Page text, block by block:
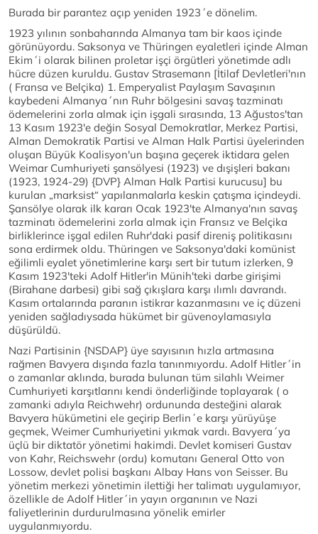
Burada bir parantez açıp yeniden 1923´e dönelim.
1923 yılının sonbaharında Almanya tam bir kaos içinde
görünüyordu. Saksonya ve Thüringen eyaletleri içinde Alman
Ekim´i olarak bilinen proletar işçi örgütleri yönetimde adlı
hücre düzen kuruldu. Gustav Strasemann [İtilaf Devletleri'nın
( Fransa ve Belçika) 1. Emperyalist Paylaşım Savaşının
kaybedeni Almanya´nın Ruhr bölgesini savaş tazminatı
ödemelerini zorla almak için işgali sırasında, 13 Ağustos'tan
13 Kasım 1923'e değin Sosyal Demokratlar, Merkez Partisi,
Alman Demokratik Partisi ve Alman Halk Partisi üyelerinden
oluşan Büyük Koalisyon'un başına geçerek iktidara gelen
Weimar Cumhuriyeti şansölyesi (1923) ve dışişleri bakanı
(1923, 1924-29) {DVP} Alman Halk Partisi kurucusu] bu
kurulan „marksist“ yapılanmalarla keskin çatışma içindeydi.
Şansölye olarak ilk kararı Ocak 1923'te Almanya'nın savaş
tazminatı ödemelerini zorla almak için Fransız ve Belçika
birliklerince işgal edilen Ruhr'daki pasif direniş politikasını
sona erdirmek oldu. Thüringen ve Saksonya'daki komünist
eğilimli eyalet yönetimlerine karşı sert bir tutum izlerken, 9
Kasım 1923'teki Adolf Hitler'in Münih'teki darbe girişimi
(Birahane darbesi) gibi sağ çıkışlara karşı ılımlı davrandı.
Kasım ortalarında paranın istikrar kazanmasını ve iç düzeni
yeniden sağladıysada hükümet bir güvenoylamasıyla
düşürüldü.
Nazi Partisinin {NSDAP} üye sayısının hızla artmasına
rağmen Bavyera dışında fazla tanınmıyordu. Adolf Hitler´in
o zamanlar aklında, burada bulunan tüm silahlı Weimer
Cumhuriyeti karşıtlarını kendi önderliğinde toplayarak ( o
zamanki adıyla Reichwehr) ordununda desteğini alarak
Bavyera hükümetini ele geçirip Berlin´e karşı yürüyüşe
geçmek, Weimer Cumhuriyetini yıkmak vardı. Bavyera´ya
üçlü bir diktatör yönetimi hakimdi. Devlet komiseri Gustav
von Kahr, Reichswehr (ordu) komutanı General Otto von
Lossow, devlet polisi başkanı Albay Hans von Seisser. Bu
yönetim merkezi yönetimin ilettiği her talimatı uygulamıyor,
özellikle de Adolf Hitler´in yayın organının ve Nazi
faliyetlerinin durdurulmasına yönelik emirler
uygulanmıyordu.